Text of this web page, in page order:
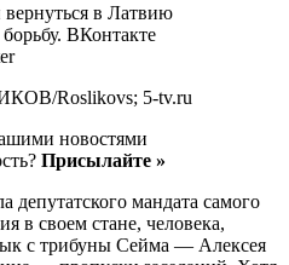
в Латвию
ВКонтакте
Roslikovs; 5-tv.ru
новостями
Присылайте »
мандата самого
в своем стане, человека,
с трибуны Сейма — Алексея